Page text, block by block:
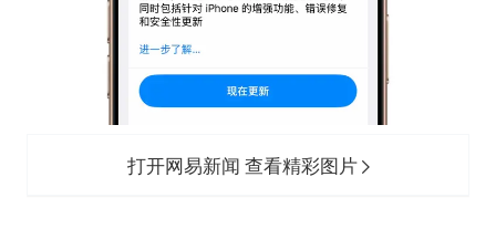
打开网易新闻 查看精彩图片